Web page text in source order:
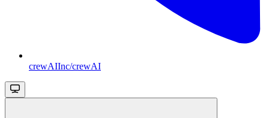
crewAIInc/crewAI